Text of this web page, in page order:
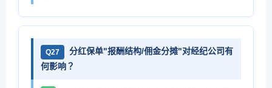
Q27
分红保单"报酬结构/佣金分摊"对经纪公司有
何影响？